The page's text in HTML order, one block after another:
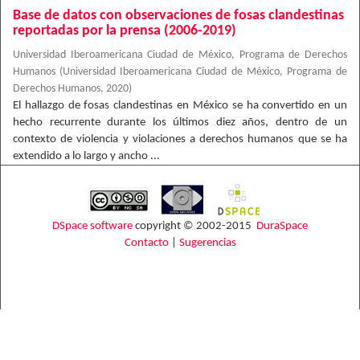
Base de datos con observaciones de fosas clandestinas
reportadas por la prensa (2006-2019)
Universidad Iberoamericana Ciudad de México, Programa de Derechos
Humanos (Universidad Iberoamericana Ciudad de México, Programa de
Derechos Humanos, 2020)
El hallazgo de fosas clandestinas en México se ha convertido en un
hecho recurrente durante los últimos diez años, dentro de un
contexto de violencia y violaciones a derechos humanos que se ha
extendido a lo largo y ancho ...
DSpace software copyright © 2002-2015 DuraSpace
Contacto| Sugerencias